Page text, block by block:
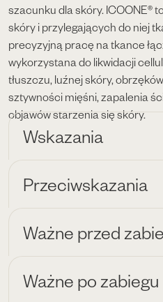
szacunku dla skóry. ICOONE®
skóry i przylegających do niej
precyzyjną pracę na tkance
wykorzystana do likwidacji
tłuszczu, luźnej skóry,
sztywności mięśni, zapalenia
objawów starzenia się skóry.
Wskazania
Przeciwskazania
Ważne przed
Ważne po zabiegu